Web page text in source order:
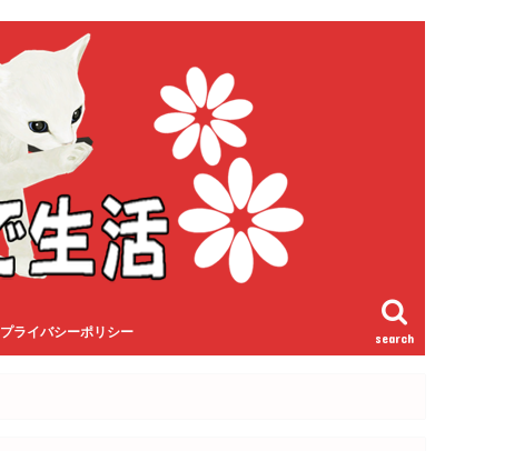
search
プライバシーポリシー